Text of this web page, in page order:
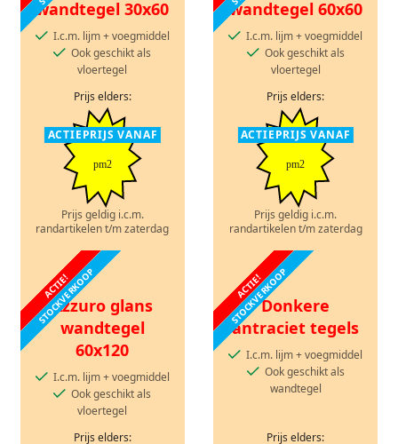
wandtegel 30x60
I.c.m. lijm + voegmiddel
Ook geschikt als
vloertegel
Prijs elders:
ACTIEPRIJS VANAF
pm2
Prijs geldig i.c.m.
randartikelen t/m zaterdag
wandtegel 60x60
I.c.m. lijm + voegmiddel
Ook geschikt als
vloertegel
Prijs elders:
ACTIEPRIJS VANAF
pm2
Prijs geldig i.c.m.
randartikelen t/m zaterdag
ACTIE!
STOCKVERKOOP
Azzuro glans
wandtegel
60x120
I.c.m. lijm + voegmiddel
Ook geschikt als
vloertegel
Prijs elders:
ACTIE!
STOCKVERKOOPDonkere
antraciet tegels
I.c.m. lijm + voegmiddel
Ook geschikt als
wandtegel
Prijs elders: